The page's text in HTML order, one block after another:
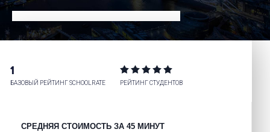
1
БАЗОВЫЙ РЕЙТИНГ SCHOOLRATE РЕЙТИНГ СТУДЕНТОВ
СРЕДНЯЯ СТОИМОСТЬ ЗА 45 МИНУТ